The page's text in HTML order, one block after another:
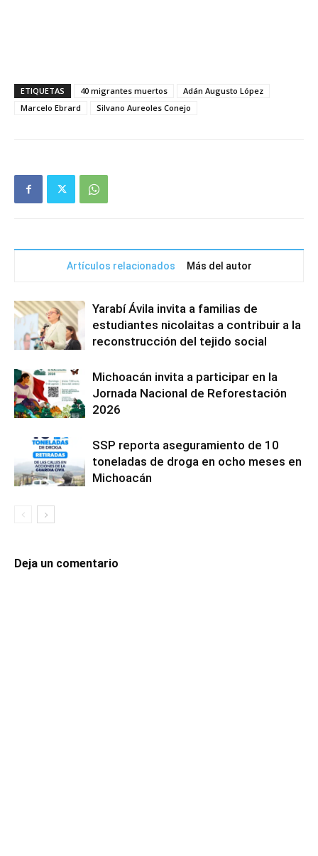
ETIQUETAS 40 migrantes muertos
Adán Augusto López
Marcelo Ebrard
Silvano Aureoles Conejo
Artículos relacionados Más del autor
Yarabí Ávila invita a familias de
estudiantes nicolaitas a contribuir a la
reconstrucción del tejido social
Michoacán invita a participar en la
Jornada Nacional de Reforestación
2026
SSP reporta aseguramiento de 10
toneladas de droga en ocho meses en
Michoacán
Deja un comentario